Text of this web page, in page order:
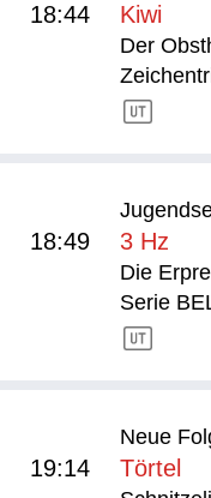
18:44 Kiwi
Der
18:49 3 Hz
Die
Serie
Neue
19:14 Törtel